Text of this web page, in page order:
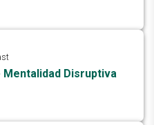
Mentalidad Disruptiva